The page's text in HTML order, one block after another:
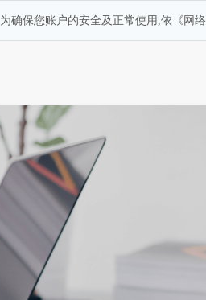
为确保您账户的安全及正常使用,依《网